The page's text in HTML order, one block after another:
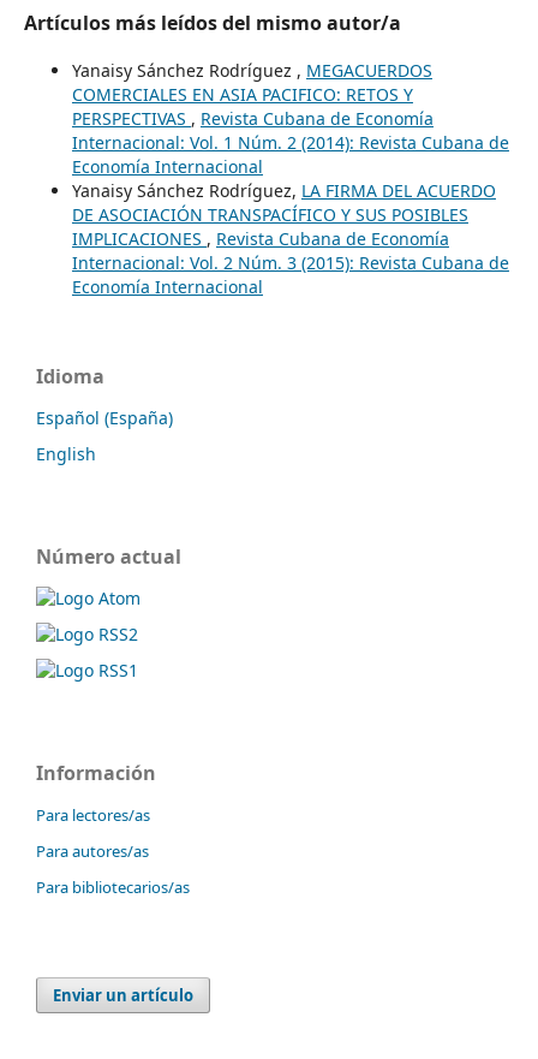
Artículos más leídos del mismo autor/a
Yanaisy Sánchez Rodríguez , MEGACUERDOS
COMERCIALES EN ASIA PACIFICO: RETOS Y
PERSPECTIVAS , Revista Cubana de Economía
Internacional: Vol. 1 Núm. 2 (2014): Revista Cubana de
Economía Internacional
Yanaisy Sánchez Rodríguez, LA FIRMA DEL ACUERDO
DE ASOCIACIÓN TRANSPACÍFICO Y SUS POSIBLES
IMPLICACIONES , Revista Cubana de Economía
Internacional: Vol. 2 Núm. 3 (2015): Revista Cubana de
Economía Internacional
Idioma
Español (España)
English
Número actual
Información
Para lectores/as
Para autores/as
Para bibliotecarios/as
Enviar un artículo